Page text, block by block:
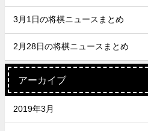
3月1日の将棋ニュースまとめ
2月28日の将棋ニュースまとめ
アーカイブ
2019年3月